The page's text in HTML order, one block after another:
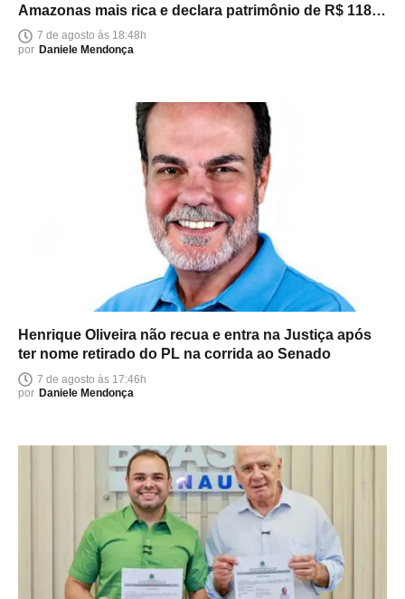
Amazonas mais rica e declara patrimônio de R$ 118
milhões
7 de agosto às 18:48h
por Daniele Mendonça
Henrique Oliveira não recua e entra na Justiça após
ter nome retirado do PL na corrida ao Senado
7 de agosto às 17:46h
por Daniele Mendonça